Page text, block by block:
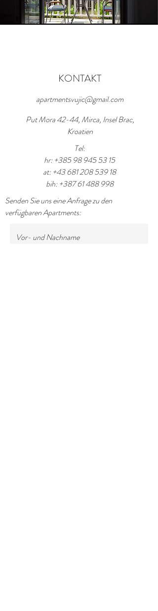
KONTAKT
apartmentsvujic@gmail.com
Put Mora 42-44, Mirca, Insel Brac,
Kroatien
Tel:
hr: +385 98 945 53 15
at: +43 681 208 539 18
bih: +387 61 488 998
Senden Sie uns eine Anfrage zu den
verfügbaren Apartments:
Vor- und Nachname